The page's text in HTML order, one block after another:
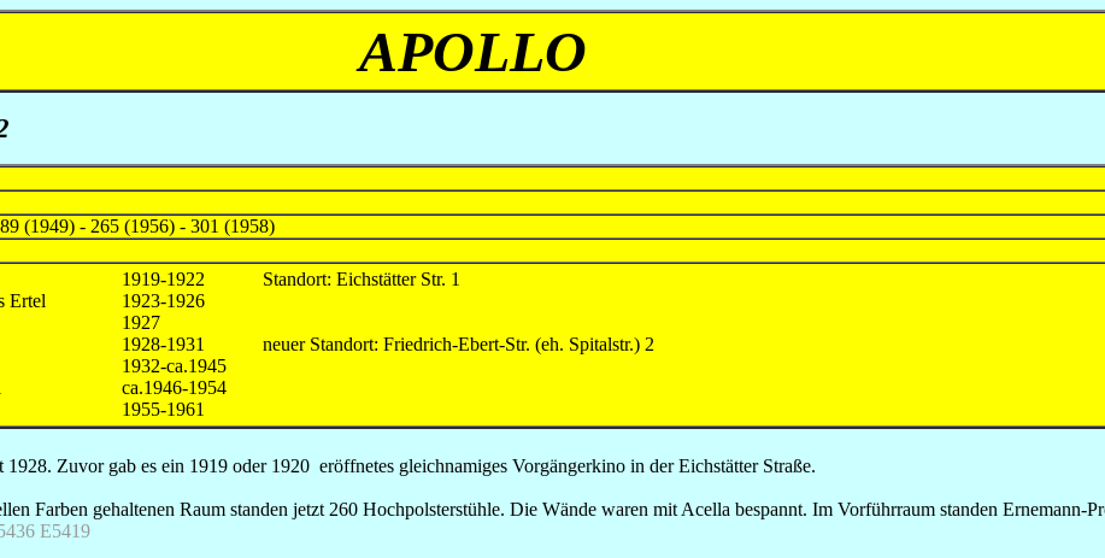
APOLLO
(1949) - 265 (1956) - 301 (1958)
Ertel
1919-1922
1923-1926
1927
1928-1931
1932-ca.1945
ca.1946-1954
1955-1961
Standort: Eichstätter Str. 1
neuer Standort: Friedrich-Ebert-Str. (eh. Spitalstr.) 2
Zuvor gab es ein 1919 oder 1920 eröffnetes gleichnamiges Vorgängerkino in der Eichstätter Straße.
Farben gehaltenen Raum standen jetzt 260 Hochpolsterstühle. Die Wände waren mit Acella bespannt. Im Vorführraum standen Ernemann-
E5419